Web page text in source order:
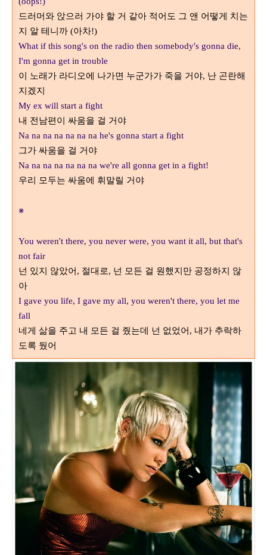
드러머와 앉으러 가야 할 거 같아 적어도 그 앤 어떻게 치는
지 알 테니까 (아차!)
What if this song's on the radio then somebody's gonna die,
I'm gonna get in trouble
이 노래가 라디오에 나가면 누군가가 죽을 거야, 난 곤란해
지겠지
My ex will start a fight
내 전남편이 싸움을 걸 거야
Na na na na na na na he's gonna start a fight
그가 싸움을 걸 거야
Na na na na na na na we're all gonna get in a fight!
우리 모두는 싸움에 휘말릴 거야
※
You weren't there, you never were, you want it all, but that's
not fair
넌 있지 않았어, 절대로, 넌 모든 걸 원했지만 공정하지 않
아
I gave you life, I gave my all, you weren't there, you let me
fall
네게 삶을 주고 내 모든 걸 줬는데 넌 없었어, 내가 추락하
도록 뒀어